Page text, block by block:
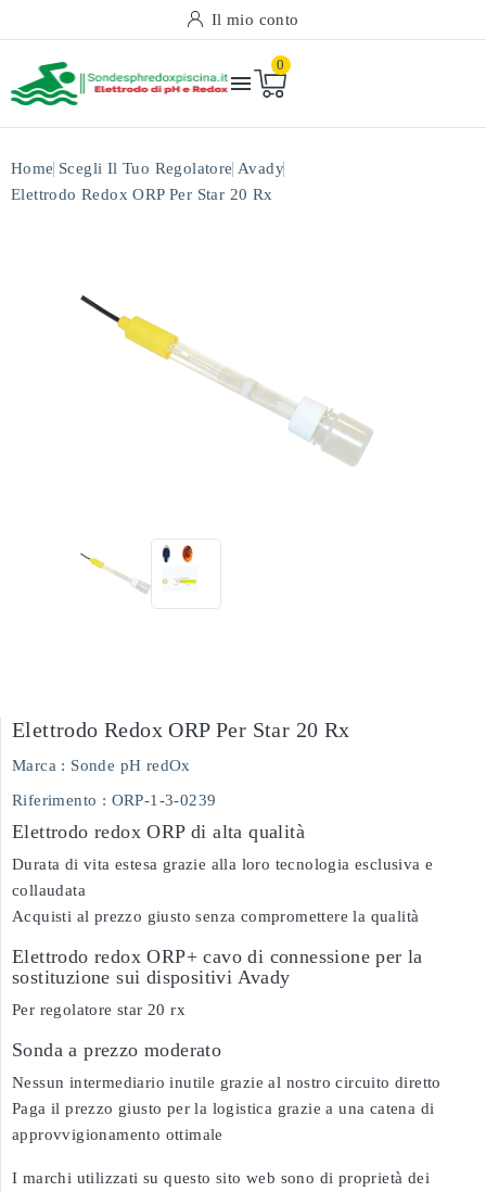
Il mio conto

0
Home Scegli Il Tuo Regolatore Avady
Elettrodo Redox ORP Per Star 20 Rx
Elettrodo Redox ORP Per Star 20 Rx
Marca : Sonde pH redOx
Riferimento : ORP-1-3-0239
Elettrodo redox ORP di alta qualità
Durata di vita estesa grazie alla loro tecnologia esclusiva e
collaudata
Acquisti al prezzo giusto senza compromettere la qualità
Elettrodo redox ORP+ cavo di connessione per la
sostituzione sui dispositivi Avady
Per regolatore star 20 rx
Sonda a prezzo moderato
Nessun intermediario inutile grazie al nostro circuito diretto
Paga il prezzo giusto per la logistica grazie a una catena di
approvvigionamento ottimale
I marchi utilizzati su questo sito web sono di proprietà dei